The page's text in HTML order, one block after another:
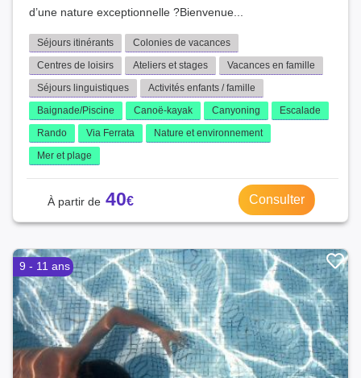
d’une nature exceptionnelle ?Bienvenue...
Séjours itinérants
Colonies de vacances
Centres de loisirs
Ateliers et stages
Vacances en famille
Séjours linguistiques
Activités enfants / famille
Baignade/Piscine
Canoë-kayak Canyoning
Escalade
Rando
Via Ferrata
Nature et environnement
Mer et plage
40 Consulter
9 - 11 ans